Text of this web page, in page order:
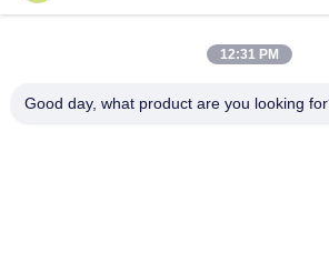
Εκσκαφέας
εργαλείο
12:31 PM
Good day, what product are you looking